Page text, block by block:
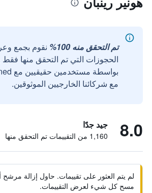
تم التحقق منه 100%
نقوم بجمع
الحجوزات التي تم التحقق منها فقط
مع شركائنا الخارجيين الموثوقين.
8.0 جيد جدًا
1,160 من التقييمات تم التحقق منها
لم يتم العثور على تقييمات. حاول إزالة مرشح
مسح كل شيء لعرض التقييمات.